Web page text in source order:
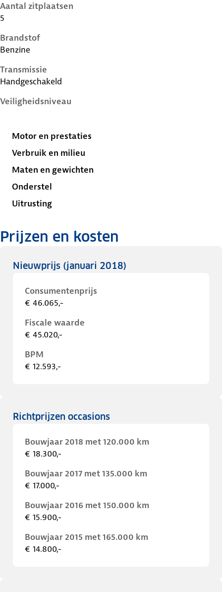
Aantal zitplaatsen
5
Brandstof
Benzine
Transmissie
Handgeschakeld
Veiligheidsniveau
Motor en prestaties
Verbruik en milieu
Maten en gewichten
Onderstel
Uitrusting
Prijzen en kosten
Nieuwprijs (januari 2018)
Consumentenprijs
€ 46.065,-
Fiscale waarde
€ 45.020,-
BPM
€ 12.593,-
Richtprijzen occasions
Bouwjaar 2018 met 120.000 km
€ 18.300,-
Bouwjaar 2017 met 135.000 km
€ 17.000,-
Bouwjaar 2016 met 150.000 km
€ 15.900,-
Bouwjaar 2015 met 165.000 km
€ 14.800,-